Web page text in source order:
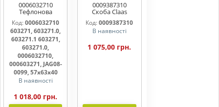
0006032710
Тефлонова
втулка шківа
варіатора
57х63х40.5 ,
603271, 603271.0,
603271.1
Код:0006032710
603271, 603271.0,
603271.1 603271,
603271.0,
0006032710,
000603271, JAG08-
0099, 57х63х40
В наявності
1 018,00 грн.
0009387310
Скоба Claas
938731, 938731.0,
938731.1
Код: 0009387310
В наявності
1 075,00 грн.